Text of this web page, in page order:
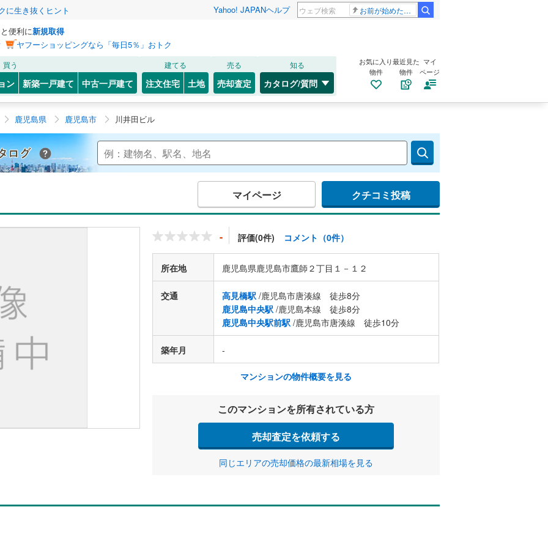
生き抜くヒント Yahoo! JAPANヘルプ お前が始めた物語だろ
便利に新規取得
ヤフーショッピングなら「毎日5％」おトク
買う
ン 新築一戸建て 中古一戸建て
建てる
注文住宅 土地
売る
売却査定
知る
カタログ/質問
お気に入り
物件
最近見た
物件
マイ
ページ
鹿児島県 鹿児島市 川井田ビル
Yahoo!不動産 マンションカタログ
マイページ クチコミ投稿
- 評価(0件) コメント（0件）
所在地 鹿児島県鹿児島市鷹師２丁目１－１２
交通 高見橋駅 /鹿児島市唐湊線 徒歩8分
鹿児島中央駅 /鹿児島本線 徒歩8分
鹿児島中央駅前駅 /鹿児島市唐湊線 徒歩10分
築年月 -
マンションの物件概要を見る
このマンションを所有されている方
売却査定を依頼する
同じエリアの売却価格の最新相場を見る